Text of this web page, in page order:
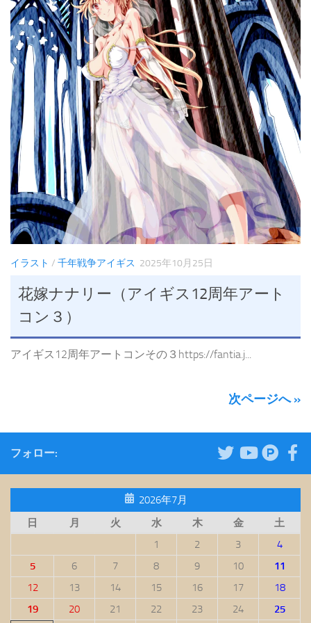
イラスト / 千年戦争アイギス 2025年10月25日
花嫁ナナリー（アイギス12周年アート
コン３）
アイギス12周年アートコンその３https://fantia.j...
次ページへ »
フォロー:
2026年7月
日
月 火 水 木 金
土
1
2 3
4
5
6 7 8 9 10
11
12
13 14 15 16 17
18
19
20 21 22 23 24 25